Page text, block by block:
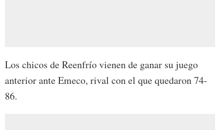
Los chicos de Reenfrío vienen de ganar su juego
anterior ante Emeco, rival con el que quedaron 74-
86.